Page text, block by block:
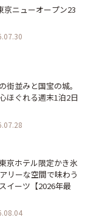
京ニューオープン23
街並みと国宝の城。
ほぐれる週末1泊2日
京ホテル限定かき氷
リーな空間で味わう
イーツ【2026年最